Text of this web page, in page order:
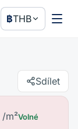
฿THB
Sdílet
/m²Volné